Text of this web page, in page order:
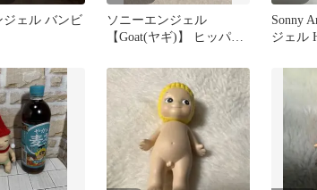
ジェル バンビ
ソニーエンジェル
【Goat(ヤギ)】 ヒッパー
Sonny
ジェル